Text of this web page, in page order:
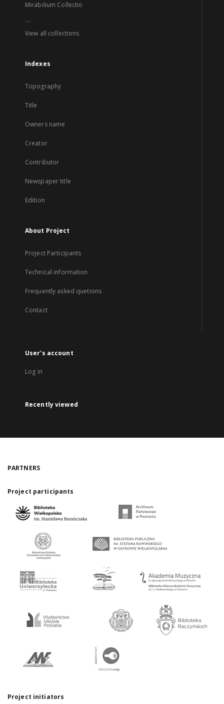
Mirabilium Collectio
...
View all collections
Indexes
Topography
Title
Owners name
Creator
Contributor
Newspaper title
Edition
About Project
Project Participants
Technical information
Frequently asked quetions
Contact
User's account
Log in
Recently viewed
PARTNERS
Project participants
Project initiators